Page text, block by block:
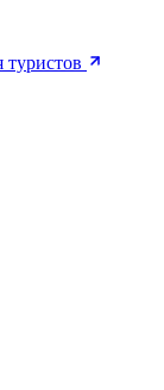
туристов